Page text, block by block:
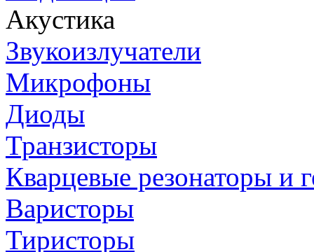
Акустика
Звукоизлучатели
Микрофоны
Диоды
Транзисторы
Кварцевые резонаторы и
Варисторы
Тиристоры